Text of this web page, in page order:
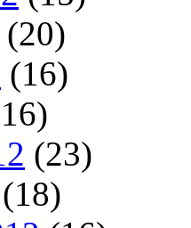
(20)
(16)
(23)
(18)